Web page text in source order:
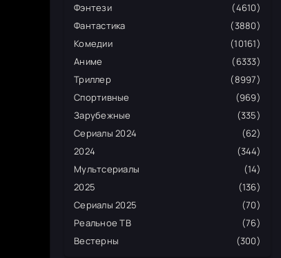
Фэнтези
(4610)
Фантастика
(3880)
Комедии
(10161)
Аниме
(6333)
Триллер
(8997)
Спортивные
(969)
Зарубежные
(335)
Сериалы 2024
(62)
2024
(344)
Мультсериалы
(14)
2025
(136)
Сериалы 2025
(70)
Реальное ТВ
(76)
Вестерны
(300)